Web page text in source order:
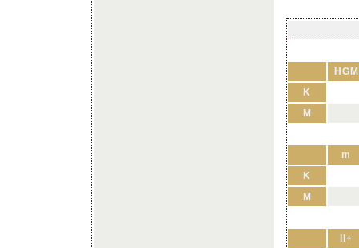
HGM
K
M
m
K
M
II+